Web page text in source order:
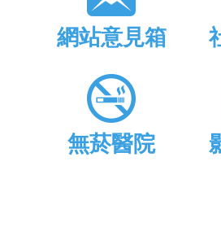
網站意見箱
無菸醫院